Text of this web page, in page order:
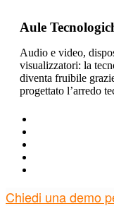
Aule
Audio e video,
visualizzatori: la
diventa fruibile
progettato l’arredo
Chiedi una demo